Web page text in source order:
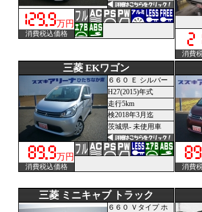
万円
消費税込価格
消費
三菱 EKワゴン
６６０ Ｅ シルバー
H27(2015)年式
走行5km
検2018年3月迄
茨城県- 未使用車
万円
消費税込価格 消費
三菱 ミニキャブ トラック
６６０ Ｖタイプ ホ